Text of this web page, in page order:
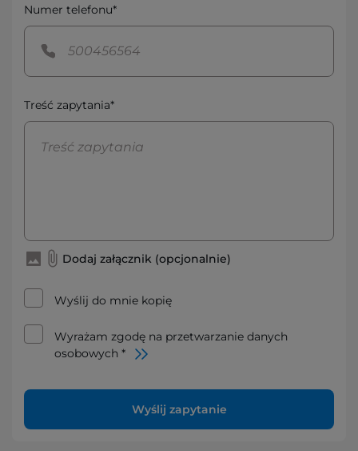
Numer telefonu*
Treść zapytania*
Dodaj załącznik (opcjonalnie)
Wyślij do mnie kopię
Wyrażam zgodę na przetwarzanie danych
osobowych *
Wyślij zapytanie